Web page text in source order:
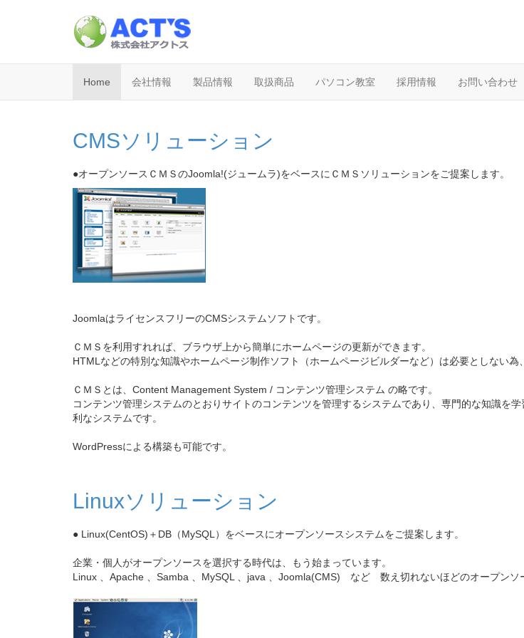
Home 会社情報 製品情報 取扱商品 パソコン教室 採用情報 お問い合わせ
CMSソリューション
●オープンソースＣＭＳのJoomla!(ジュームラ)をベースにＣＭＳソリューションをご提案します。
JoomlaはライセンスフリーのCMSシステムソフトです。
ＣＭＳを利用すれれば、ブラウザ上から簡単にホームページの更新ができます。
HTMLなどの特別な知識やホームページ制作ソフト（ホームページビルダーなど）は必要としない
ＣＭＳとは、Content Management System / コンテンツ管理システム の略です。
コンテンツ管理システムのとおりサイトのコンテンツを管理するシステムであり、専門的な知識を
利なシステムです。
WordPressによる構築も可能です。
Linuxソリューション
● Linux(CentOS)＋DB（MySQL）をベースにオープンソースシステムをご提案します。
企業・個人がオープンソースを選択する時代は、もう始まっています。
Linux 、Apache 、Samba 、MySQL 、java 、Joomla(CMS) など 数え切れないほどのオープン